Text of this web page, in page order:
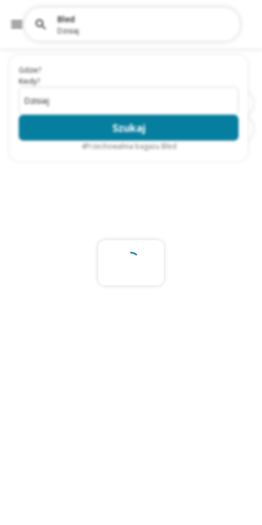
Gdzie?
Kiedy?
Dzisiaj
Szukaj
4Przechowalnia bagażu Bled
Bled
Dzisiaj